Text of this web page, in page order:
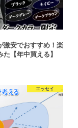
激安でおすすめ！楽
た【年中買える】
エッセイ